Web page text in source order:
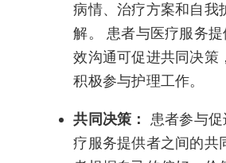
病情、治疗方案和自我
解。 患者与医疗服务
效沟通可促进共同决策
积极参与护理工作。
共同决策：
患者参与
疗服务提供者之间的共